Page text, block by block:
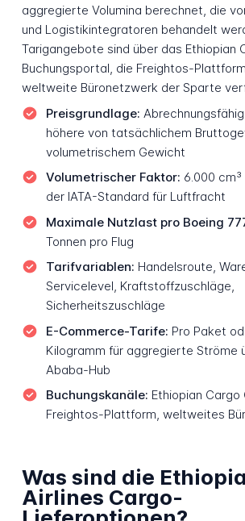
aggregierte Volumina berechnet, die
und Logistikintegratoren behandelt
Tarigangebote sind über das Ethiopian
Buchungsportal, die Freightos-
weltweite Büronetzwerk der Sparte
Preisgrundlage:
höhere von tatsächlichem
volumetrischem Gewicht
Volumetrischer Faktor: 6.000
der IATA-Standard für Luftfracht
Maximale Nutzlast pro Boeing
Tonnen pro Flug
Tarifvariablen: Handelsroute,
Servicelevel, Kraftstoffzuschläge,
Sicherheitszuschläge
E-Commerce-Tarife: Pro Paket
Kilogramm für aggregierte Ströme
Ababa-Hub
Buchungskanäle: Ethiopian
Freightos-Plattform, weltweites
Was sind die
Airlines Cargo-